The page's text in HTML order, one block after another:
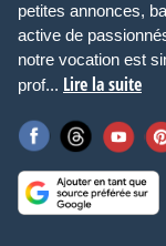
petites annonces,
active de
notre vocation est
prof... Lire la suite